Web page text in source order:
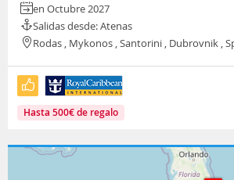
en Octubre 2027
Salidas desde: Atenas
Rodas , Mykonos , Santorini , Dubrovnik ,
Hasta 500€de regalo